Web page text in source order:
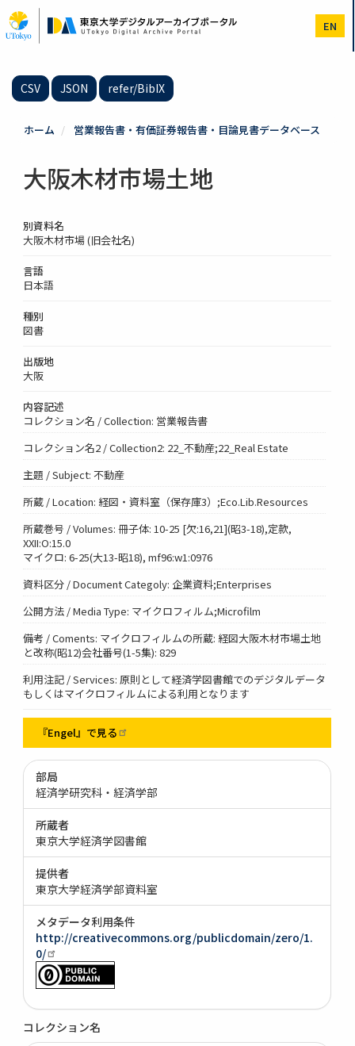
イ
ン
EN
CSV JSON refer/BibIX
ホーム 営業報告書・有価証券報告書・目論見書データベース
大阪木材市場土地
別資料名
大阪木材市場 (旧会社名)
言語
日本語
種別
図書
出版地
大阪
内容記述
コレクション名 / Collection: 営業報告書
コレクション名2 / Collection2: 22_不動産;22_Real Estate
主題 / Subject: 不動産
所蔵 / Location: 経図・資料室（保存庫3）;Eco.Lib.Resources
所蔵巻号 / Volumes: 冊子体: 10-25 [欠:16,21](昭3-18),定款,
XXII:O:15.0
マイクロ: 6-25(大13-昭18), mf96:w1:0976
資料区分 / Document Categoly: 企業資料;Enterprises
公開方法 / Media Type: マイクロフィルム;Microfilm
備考 / Coments: マイクロフィルムの所蔵: 経図大阪木材市場土地
と改称(昭12)会社番号(1-5集): 829
利用注記 / Services: 原則として経済学図書館でのデジタルデータ
もしくはマイクロフィルムによる利用となります
『Engel』で見る
部局
経済学研究科・経済学部
所蔵者
東京大学経済学図書館
提供者
東京大学経済学部資料室
メタデータ利用条件
http://creativecommons.org/publicdomain/zero/1.
0/
コレクション名